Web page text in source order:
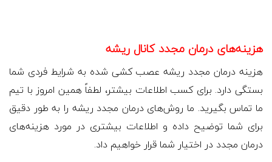
هزینه‌های درمان مجدد کانال ریشه
هزینه درمان مجدد ریشه عصب کشی شده به شرایط فردی شما
بستگی دارد. برای کسب اطلاعات بیشتر، لطفاً همین امروز با تیم
ما تماس بگیرید. ما روش‌های درمان مجدد ریشه را به طور دقیق
برای شما توضیح داده و اطلاعات بیشتری در مورد هزینه‌های
درمان مجدد در اختیار شما قرار خواهیم داد.